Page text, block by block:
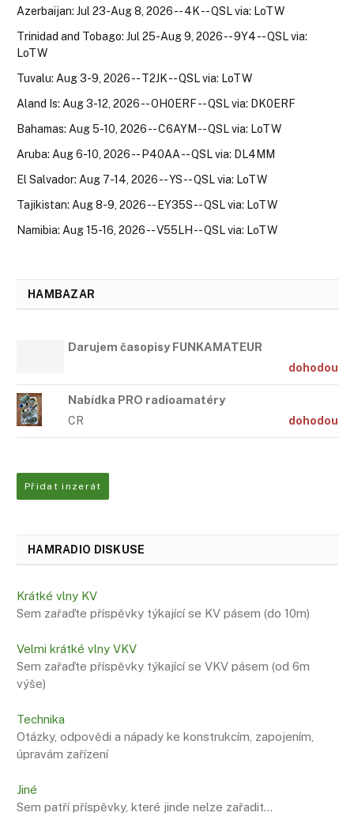
Azerbaijan: Jul 23-Aug 8, 2026 -- 4K -- QSL via: LoTW
Trinidad and Tobago: Jul 25-Aug 9, 2026 -- 9Y4 -- QSL via:
LoTW
Tuvalu: Aug 3-9, 2026 -- T2JK -- QSL via: LoTW
Aland Is: Aug 3-12, 2026 -- OH0ERF -- QSL via: DK0ERF
Bahamas: Aug 5-10, 2026 -- C6AYM -- QSL via: LoTW
Aruba: Aug 6-10, 2026 -- P40AA -- QSL via: DL4MM
El Salvador: Aug 7-14, 2026 -- YS -- QSL via: LoTW
Tajikistan: Aug 8-9, 2026 -- EY35S -- QSL via: LoTW
Namibia: Aug 15-16, 2026 -- V55LH -- QSL via: LoTW
HAMBAZAR
Darujem časopisy FUNKAMATEUR
dohodou
Nabídka PRO radioamatéry
CR dohodou
Přidat inzerát
HAMRADIO DISKUSE
Krátké vlny KV
Sem zařaďte příspěvky týkající se KV pásem (do 10m)
Velmi krátké vlny VKV
Sem zařaďte příspěvky týkající se VKV pásem (od 6m
výše)
Technika
Otázky, odpovědi a nápady ke konstrukcím, zapojením,
úpravám zařízení
Jiné
Sem patří příspěvky, které jinde nelze zařadit…